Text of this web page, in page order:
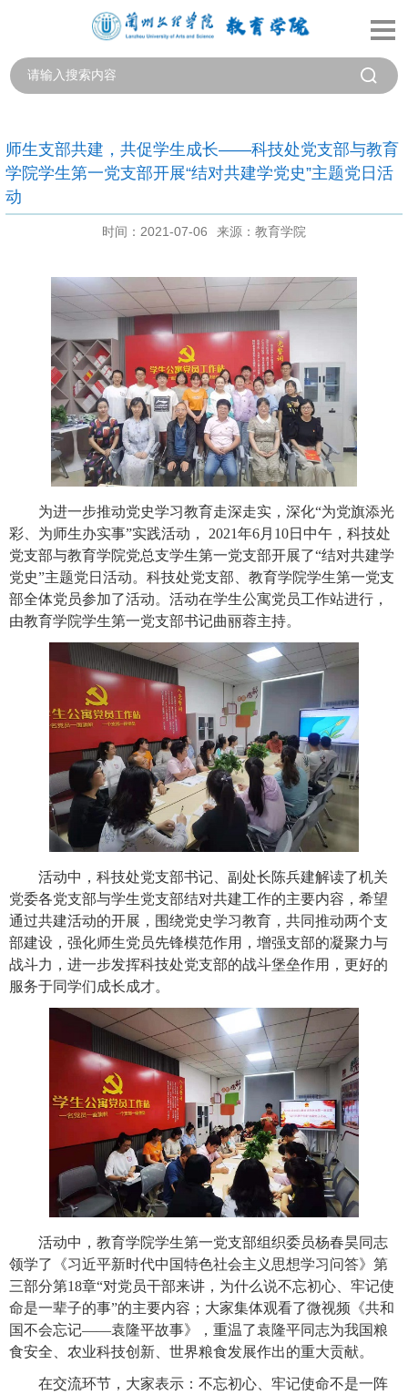
师生支部共建，共促学生成长——科技处党支部与教育
学院学生第一党支部开展“结对共建学党史”主题党日活
动
时间：2021-07-06 来源：教育学院
为进一步推动党史学习教育走深走实，深化“为党旗添光
彩、为师生办实事”实践活动， 2021年6月 10日中午，科技处
党支部与教育学院党总支学生第一党支部开展了“结对共建学
党史”主题党日活动。科技处党支部、教育学院学生第一党支
部全体党员参加了活动。活动在学生公寓党员工作站进行，
由教育学院学生第一党支部书记曲丽蓉主持。
活动中，科技处党支部书记、副处长陈兵建解读了机关
党委各党支部与学生党支部结对共建工作的主要内容，希望
通过共建活动的开展，围绕党史学习教育，共同推动两个支
部建设，强化师生党员先锋模范作用，增强支部的凝聚力与
战斗力，进一步发挥科技处党支部的战斗堡垒作用，更好的
服务于同学们成长成才。
活动中，教育学院学生第一党支部组织委员杨春昊同志
领学了《习近平新时代中国特色社会主义思想学习问答》第
三部分第18章“对党员干部来讲，为什么说不忘初心、牢记使
命是一辈子的事”的主要内容；大家集体观看了微视频《共和
国不会忘记——袁隆平故事》，重温了袁隆平同志为我国粮
食安全、农业科技创新、世界粮食发展作出的重大贡献。
在交流环节，大家表示：不忘初心、牢记使命不是一阵